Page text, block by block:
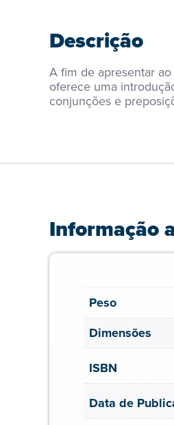
Descrição
A fim de apresentar
oferece uma
conjunções e
Informação
Peso
Dimensões
ISBN
Data de